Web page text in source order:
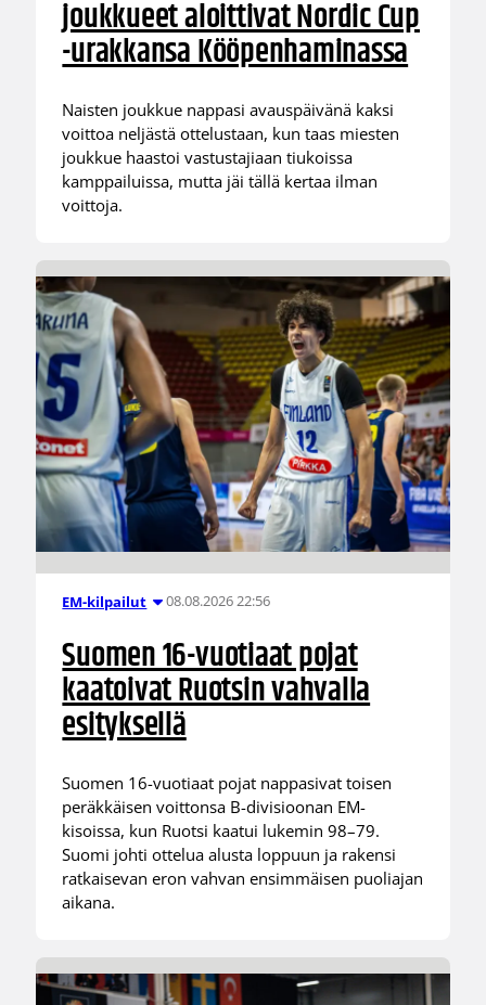
joukkueet aloittivat Nordic Cup
-urakkansa Kööpenhaminassa
Naisten joukkue nappasi avauspäivänä kaksi
voittoa neljästä ottelustaan, kun taas miesten
joukkue haastoi vastustajiaan tiukoissa
kamppailuissa, mutta jäi tällä kertaa ilman
voittoja.
EM-kilpailut 08.08.2026 22:56
Suomen 16-vuotiaat pojat
kaatoivat Ruotsin vahvalla
esityksellä
Suomen 16-vuotiaat pojat nappasivat toisen
peräkkäisen voittonsa B-divisioonan EM-
kisoissa, kun Ruotsi kaatui lukemin 98–79.
Suomi johti ottelua alusta loppuun ja rakensi
ratkaisevan eron vahvan ensimmäisen puoliajan
aikana.